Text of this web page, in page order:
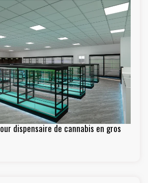
dispensaire de cannabis en gros